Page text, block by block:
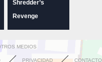
Shredder’s
Revenge
MEDIOS
PRIVACIDAD CONTACTO